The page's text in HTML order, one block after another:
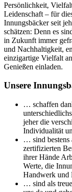
Persönlichkeit,
Leidenschaft – für
Innungsbäcker seit
schätzen: Denn es
in Zukunft immer
und Nachhaltigkeit,
einzigartige Vielfalt
Genießen einladen.
Unsere
… schaffen
jeher die
Individualität
… sind bestens
zertifizierten
ihrer Hände
Werte, die
Handwerk und
… sind als